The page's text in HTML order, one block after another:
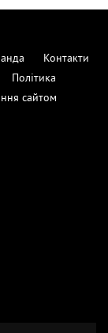
Контакти
Політика
сайтом